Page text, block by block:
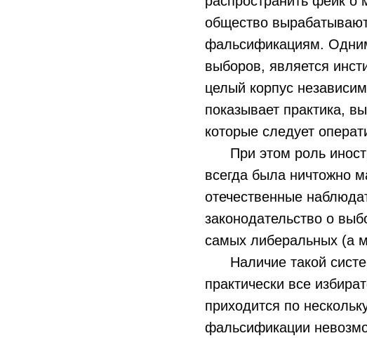
общество
фальсификациям.
выборов, является
целый корпус
показывает практика,
которые следует
При этом роль
всегда была ничтожно
отечественные
законодательство о
самых либеральных (а
Наличие такой
практически все
приходится по
фальсификации